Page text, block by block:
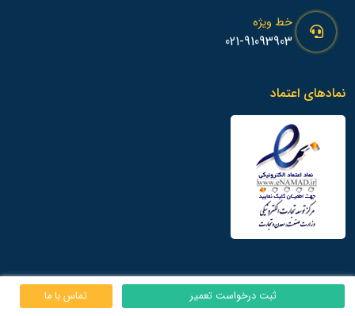
ثبت درخواست تعمیر تماس با ما
خط ویژه
021-91093903
نمادهای اعتماد